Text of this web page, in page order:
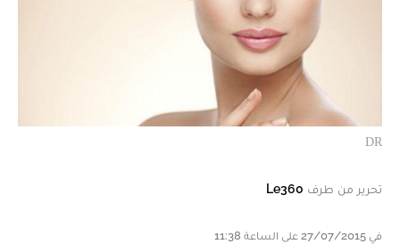
DR
تحرير من طرف Le360
في 27/07/2015 على الساعة 11:38